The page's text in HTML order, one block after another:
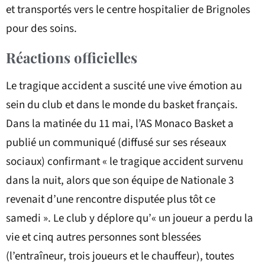
et transportés vers le centre hospitalier de Brignoles
pour des soins.
Réactions officielles
Le tragique accident a suscité une vive émotion au
sein du club et dans le monde du basket français.
Dans la matinée du 11 mai, l’AS Monaco Basket a
publié un communiqué (diffusé sur ses réseaux
sociaux) confirmant « le tragique accident survenu
dans la nuit, alors que son équipe de Nationale 3
revenait d’une rencontre disputée plus tôt ce
samedi ». Le club y déplore qu’« un joueur a perdu la
vie et cinq autres personnes sont blessées
(l’entraîneur, trois joueurs et le chauffeur), toutes